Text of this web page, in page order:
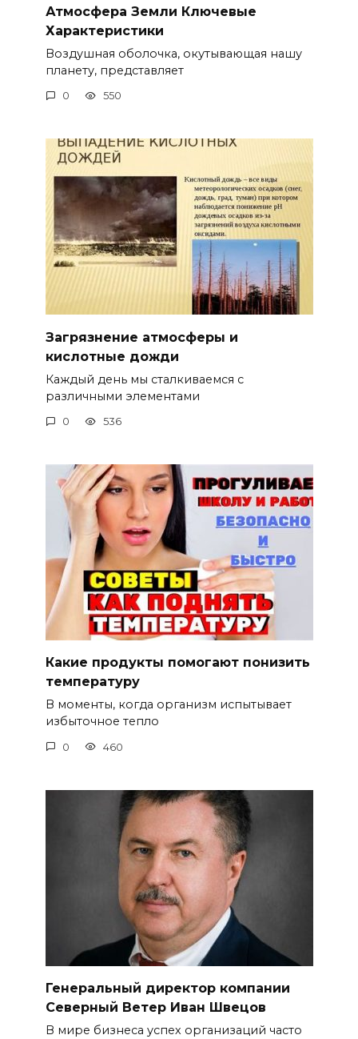
Атмосфера Земли Ключевые
Характеристики
Воздушная оболочка, окутывающая нашу
планету, представляет
0 550
Загрязнение атмосферы и
кислотные дожди
Каждый день мы сталкиваемся с
различными элементами
0 536
Какие продукты помогают понизить
температуру
В моменты, когда организм испытывает
избыточное тепло
0 460
Генеральный директор компании
Северный Ветер Иван Швецов
В мире бизнеса успех организаций часто